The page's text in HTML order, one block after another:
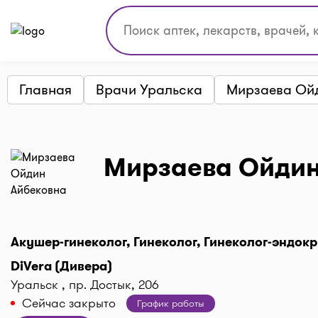
Главная Врачи Уральска Мирзаева
Мирзаева
Акушер-гинеколог, Гинеколог, Гинеколог-
DiVera (Дивера)
Уральск , пр. Достык, 206
Сейчас закрыто
График работы